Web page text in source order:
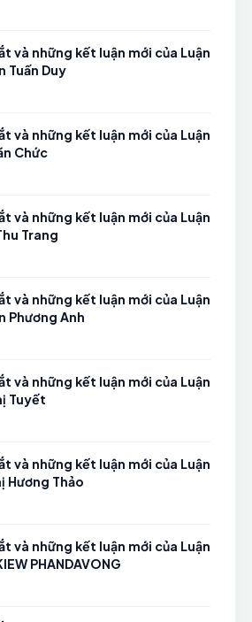
và những kết luận mới của Luận
Tuấn Duy
và những kết luận mới của Luận
Chức
và những kết luận mới của Luận
Trang
và những kết luận mới của Luận
Phương Anh
và những kết luận mới của Luận
Tuyết
và những kết luận mới của Luận
Hương Thảo
và những kết luận mới của Luận
PHANDAVONG